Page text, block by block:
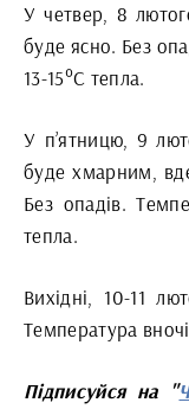
У четвер, 8
буде ясно. Без
13-15°С тепла.
У п’ятницю, 9
буде хмарним,
Без опадів.
тепла.
Вихідні, 10-11
Температура
Підписуйся на "